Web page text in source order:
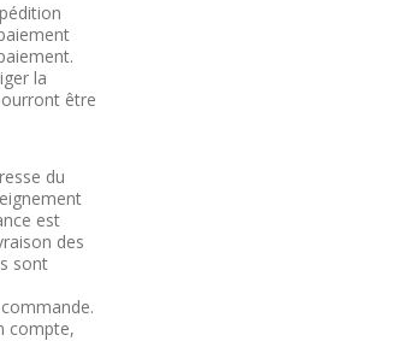
la
être
du
est
des
sont
compte,